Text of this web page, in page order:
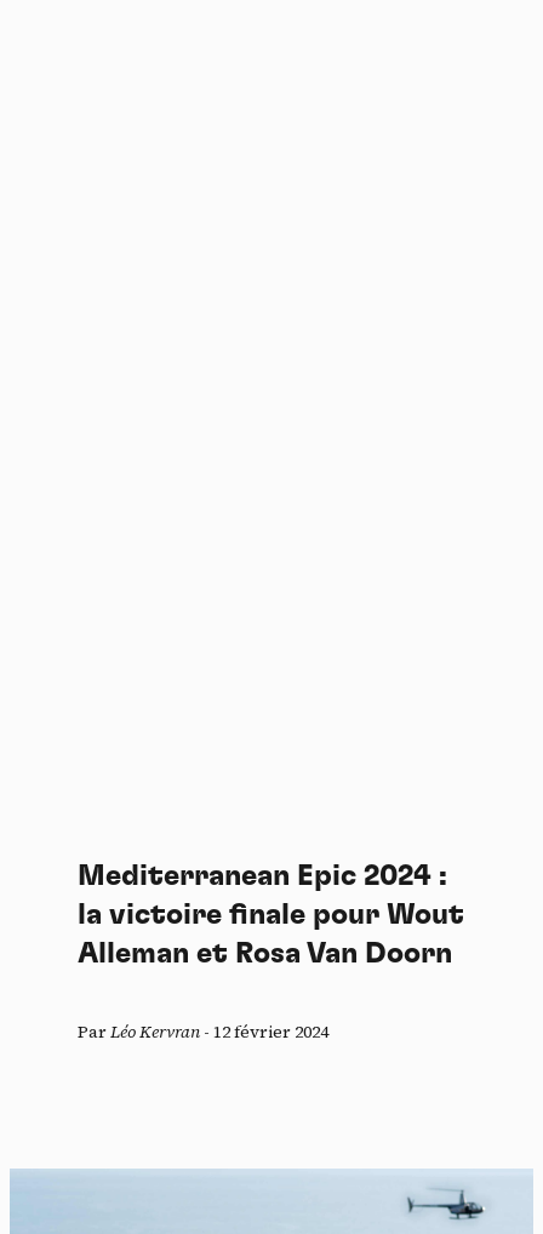
Mediterranean Epic 2024 :
la victoire finale pour Wout
Alleman et Rosa Van Doorn
ParLéo Kervran - 12 février 2024